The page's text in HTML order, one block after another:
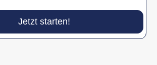
Jetzt starten!